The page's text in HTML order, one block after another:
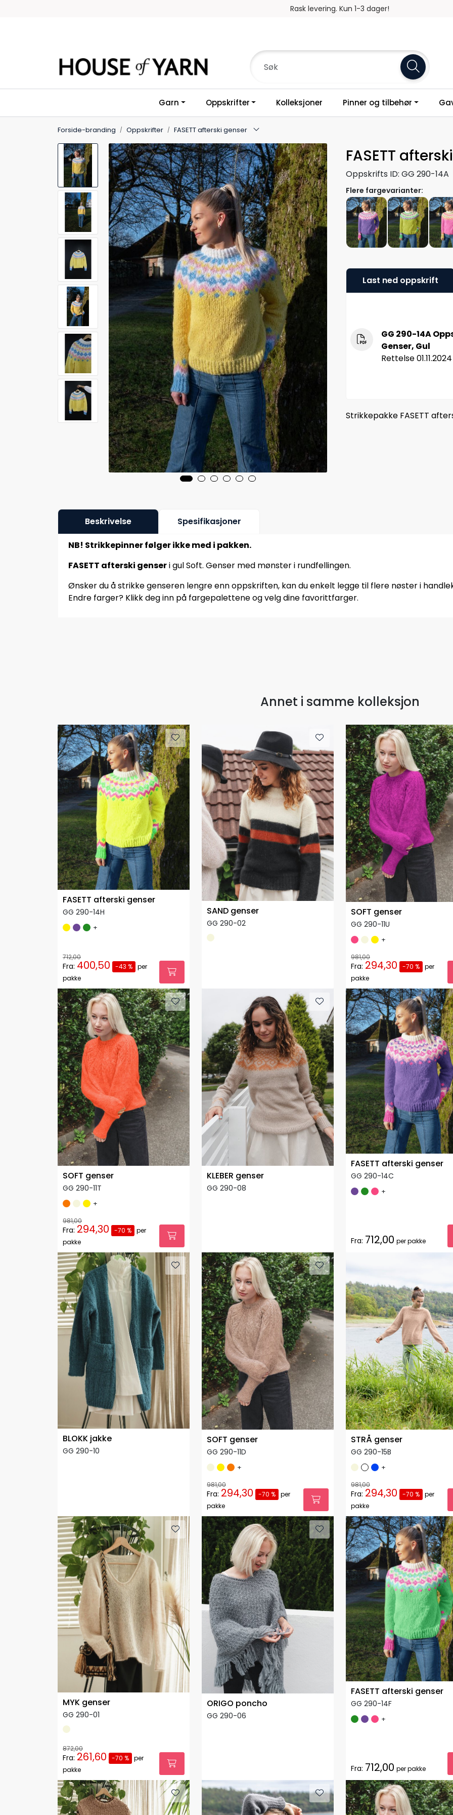
Rask levering. Kun 1-3 dager!
Garn Oppskrifter Kolleksjoner Pinner og tilbehør
Forside-branding Oppskrifter FASETT afterski genser
FASETT
Oppskrifts ID: GG 290-14A
Flere fargevarianter:
Last ned oppskrift
GG 290-14A
Genser, Gul
Rettelse 01.11.2024
Strikkepakke FASETT
Beskrivelse Spesifikasjoner
NB! Strikkepinner følger ikke med i pakken.
FASETT afterski genseri gul Soft. Genser med mønster i rundfellingen.
Ønsker du å strikke genseren lengre enn oppskriften, kan du enkelt legge til flere nøster i
Endre farger? Klikk deg inn på fargepalettene og velg dine favorittfarger.
Annet i samme kolleksjon
FASETT afterski genser
GG 290-14H
+
712,00
Fra: 400,50 -43 % per
pakke
SAND genser
GG 290-02
SOFT genser
GG 290-11U
+
981,00
Fra: 294,30 -70 % per
pakke
SOFT genser
GG 290-11T
+
981,00
Fra: 294,30 -70 % per
pakke
KLEBER genser
GG 290-08
FASETT afterski genser
GG 290-14C
+
Fra: 712,00 per pakke
BLOKK jakke
GG 290-10
SOFT genser
GG 290-11D
+
981,00
Fra: 294,30 -70 % per
pakke
STRÅ genser
GG 290-15B
+
981,00
Fra: 294,30 -70 % per
pakke
MYK genser
GG 290-01
872,00
Fra: 261,60 -70 % per
pakke
ORIGO poncho
GG 290-06
FASETT afterski genser
GG 290-14F
+
Fra: 712,00 per pakke